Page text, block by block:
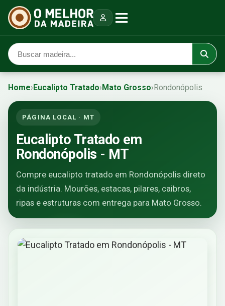
Home›Eucalipto Tratado›Mato Grosso›Rondonópolis
PÁGINA LOCAL · MT
Eucalipto Tratado em
Rondonópolis - MT
Compre eucalipto tratado em Rondonópolis direto
da indústria. Mourões, estacas, pilares, caibros,
ripas e estruturas com entrega para Mato Grosso.